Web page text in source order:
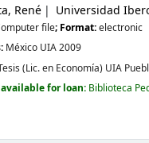
René Universidad
file; Format:electronic
México UIA2009
(Lic. en Economía) UIA
for loan: Biblioteca